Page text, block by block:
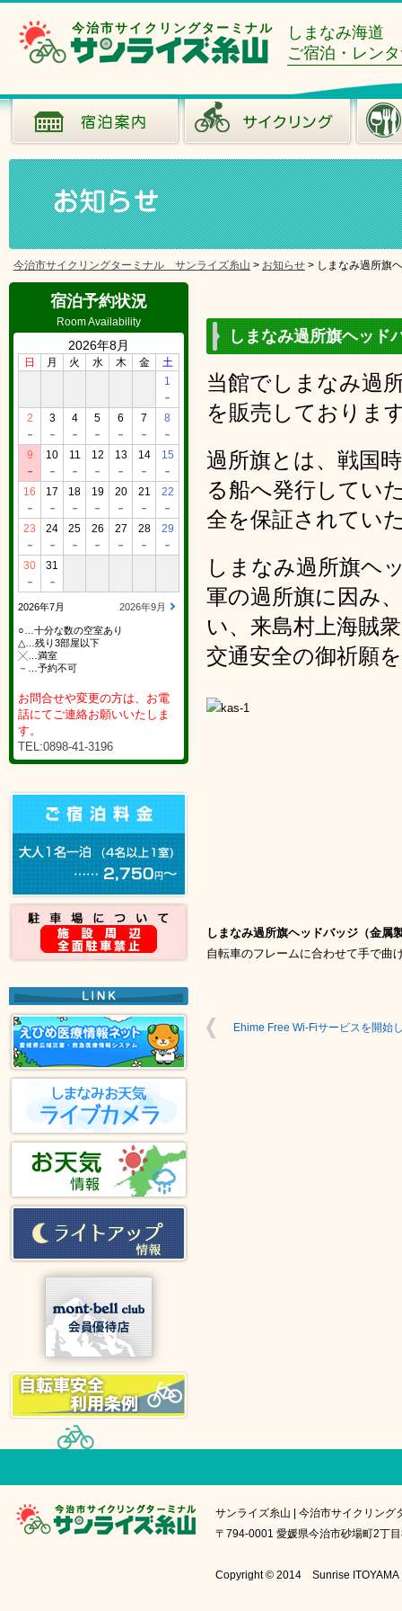
今治市サイクリングターミナル
しまなみ海道
ご宿泊・レン
今治市サイクリングターミナル サンライズ糸山 > お知らせ > しまなみ過所旗
宿泊予約状況
Room Availability
2026年8月
日 月 火 水 木 金
土
1
－
2
－
3
－
4
－
5
－
6
－
7
－
8
－
9
－
10
－
11
－
12
－
13
－
14
－
15
－
16
－
17
－
18
－
19
－
20
－
21
－
22
－
23
－
24
－
25
－
26
－
27
－
28
－
29
－
30
－
31
－
2026年7月 2026年9月
○…十分な数の空室あり
△…残り3部屋以下
╳…満室
－…予約不可
お問合せや変更の方は、お電
話にてご連絡お願いいたしま
す。
TEL:0898-41-3196
しまなみ過所旗ヘッド
当館でしまなみ過
を販売しておりま
過所旗とは、戦国
る船へ発行してい
全を保証されてい
しまなみ過所旗ヘ
軍の過所旗に因み
い、来島村上海賊
交通安全の御祈願
しまなみ過所旗ヘッドバッジ（金属
自転車のフレームに合わせて手で曲
Ehime Free Wi-Fiサービスを開始
サンライズ糸山 | 今治市サイクリング
〒794-0001 愛媛県今治市砂場町2
Copyright © 2014 Sunrise